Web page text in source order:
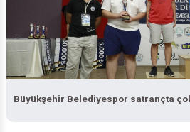
Büyükşehir Belediyespor satrançta